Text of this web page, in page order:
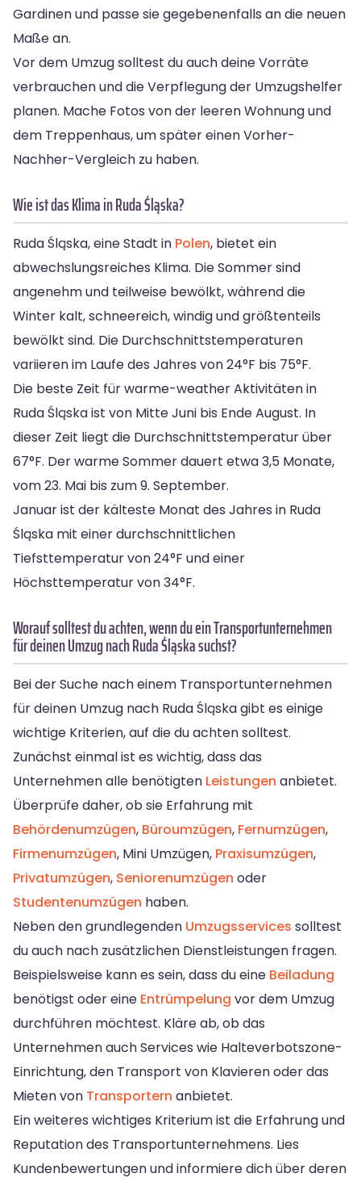
Gardinen und passe sie gegebenenfalls an die neuen
Maße an.
Vor dem Umzug solltest du auch deine Vorräte
verbrauchen und die Verpflegung der Umzugshelfer
planen. Mache Fotos von der leeren Wohnung und
dem Treppenhaus, um später einen Vorher-
Nachher-Vergleich zu haben.
Wie ist das Klima in Ruda Śląska?
Ruda Śląska, eine Stadt in Polen, bietet ein
abwechslungsreiches Klima. Die Sommer sind
angenehm und teilweise bewölkt, während die
Winter kalt, schneereich, windig und größtenteils
bewölkt sind. Die Durchschnittstemperaturen
variieren im Laufe des Jahres von 24°F bis 75°F.
Die beste Zeit für warme-weather Aktivitäten in
Ruda Śląska ist von Mitte Juni bis Ende August. In
dieser Zeit liegt die Durchschnittstemperatur über
67°F. Der warme Sommer dauert etwa 3,5 Monate,
vom 23. Mai bis zum 9. September.
Januar ist der kälteste Monat des Jahres in Ruda
Śląska mit einer durchschnittlichen
Tiefsttemperatur von 24°F und einer
Höchsttemperatur von 34°F.
Worauf solltest du achten, wenn du ein Transportunternehmen
für deinen Umzug nach Ruda Śląska suchst?
Bei der Suche nach einem Transportunternehmen
für deinen Umzug nach Ruda Śląska gibt es einige
wichtige Kriterien, auf die du achten solltest.
Zunächst einmal ist es wichtig, dass das
Unternehmen alle benötigten Leistungen anbietet.
Überprüfe daher, ob sie Erfahrung mit
Behördenumzügen, Büroumzügen, Fernumzügen,
Firmenumzügen, Mini Umzügen, Praxisumzügen,
Privatumzügen, Seniorenumzügen oder
Studentenumzügen haben.
Neben den grundlegenden Umzugsservices solltest
du auch nach zusätzlichen Dienstleistungen fragen.
Beispielsweise kann es sein, dass du eine Beiladung
benötigst oder eine Entrümpelung vor dem Umzug
durchführen möchtest. Kläre ab, ob das
Unternehmen auch Services wie Halteverbotszone-
Einrichtung, den Transport von Klavieren oder das
Mieten von Transportern anbietet.
Ein weiteres wichtiges Kriterium ist die Erfahrung und
Reputation des Transportunternehmens. Lies
Kundenbewertungen und informiere dich über deren